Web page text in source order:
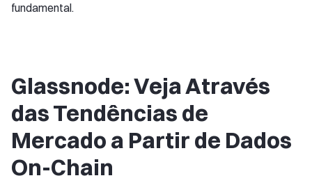
fundamental.
Glassnode: Veja Através
das Tendências de
Mercado a Partir de Dados
On-Chain